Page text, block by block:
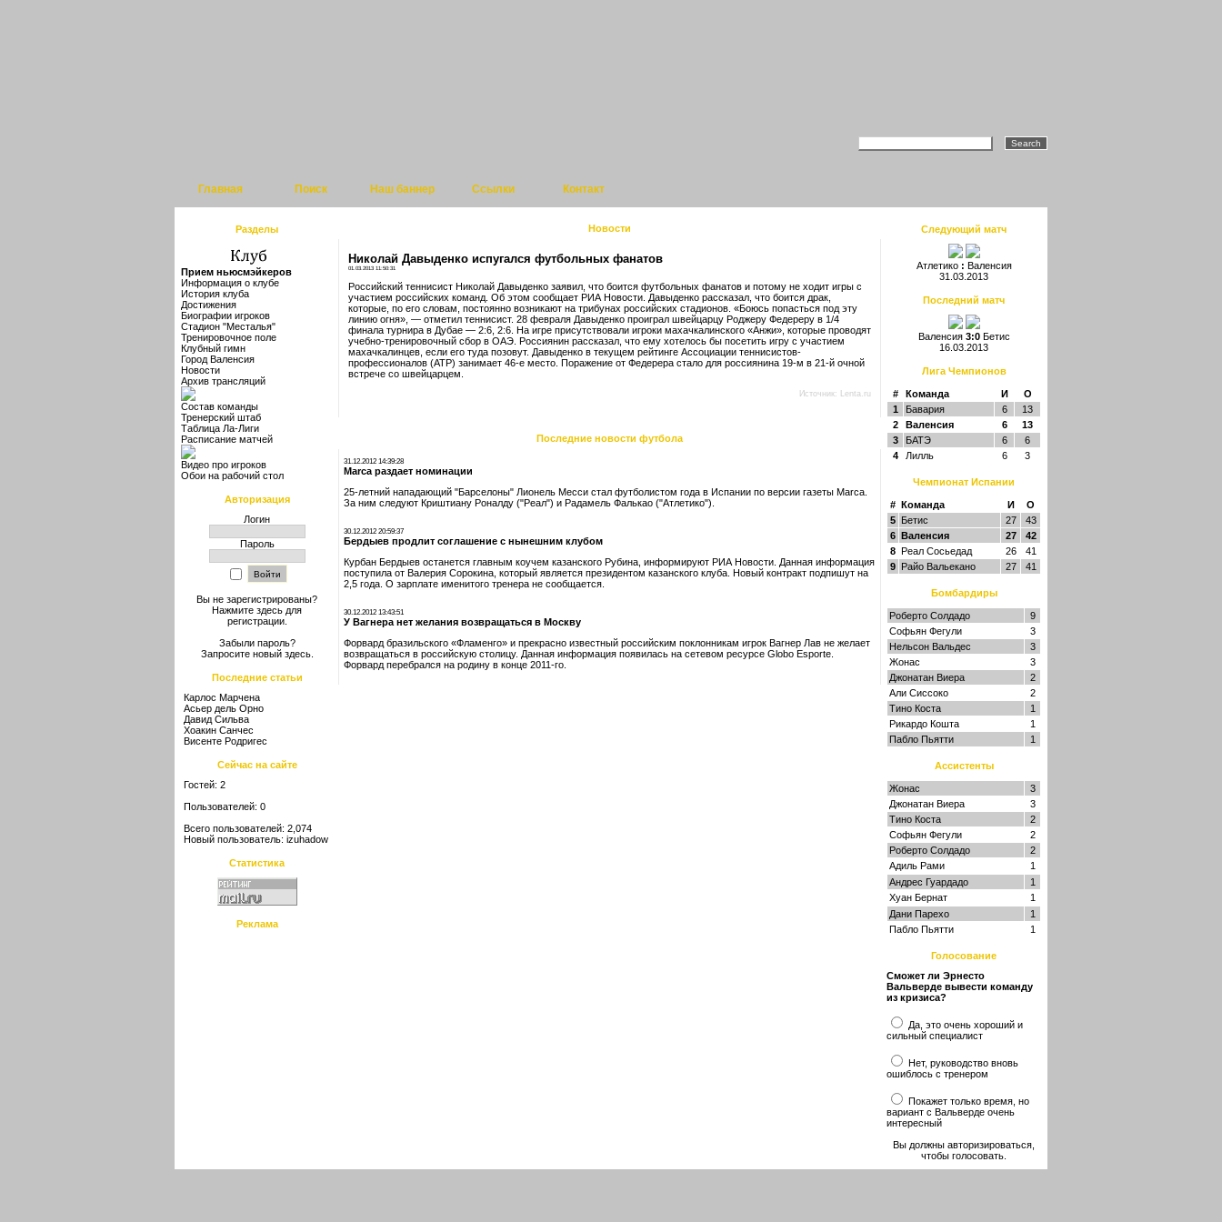
Главная Поиск Наш баннер Ссылки Контакт
Разделы
Прием ньюсмэйкеров
Информация о клубе
История клуба
Достижения
Биографии игроков
Стадион "Месталья"
Тренировочное поле
Клубный гимн
Город Валенсия
Новости
Архив трансляций
Состав команды
Тренерский штаб
Таблица Ла-Лиги
Расписание матчей
Видео про игроков
Обои на рабочий стол
Авторизация
Логин
Пароль
Вы не зарегистрированы?
Нажмите здесь для
регистрации.
Забыли пароль?
Запросите новый здесь.
Последние статьи
Карлос Марчена
Асьер дель Орно
Давид Сильва
Хоакин Санчес
Висенте Родригес
Сейчас на сайте
Гостей: 2
Пользователей: 0
Всего пользователей: 2,074
Новый пользователь: izuhadow
Статистика
Реклама
Новости
Николай Давыденко испугался футбольных фанатов
01.03.2013 11:50:31
Российский теннисист Николай Давыденко заявил, что боится футбольных фанатов и потому не ходит игры с
участием российских команд. Об этом сообщает РИА Новости. Давыденко рассказал, что боится драк,
которые, по его словам, постоянно возникают на трибунах российских стадионов. «Боюсь попасться под эту
линию огня», — отметил теннисист. 28 февраля Давыденко проиграл швейцарцу Роджеру Федереру в 1/4
финала турнира в Дубае — 2:6, 2:6. На игре присутствовали игроки махачкалинского «Анжи», которые проводят
учебно-тренировочный сбор в ОАЭ. Россиянин рассказал, что ему хотелось бы посетить игру с участием
махачкалинцев, если его туда позовут. Давыденко в текущем рейтинге Ассоциации теннисистов-
профессионалов (АТР) занимает 46-е место. Поражение от Федерера стало для россиянина 19-м в 21-й очной
встрече со швейцарцем.
Источник: Lenta.ru
Последние новости футбола
31.12.2012 14:39:28
Marca раздает номинации
25-летний нападающий "Барселоны" Лионель Месси стал футболистом года в Испании по версии газеты Marca.
За ним следуют Криштиану Роналду ("Реал") и Радамель Фалькао ("Атлетико").
30.12.2012 20:59:37
Бердыев продлит соглашение с нынешним клубом
Курбан Бердыев останется главным коучем казанского Рубина, информируют РИА Новости. Данная информация
поступила от Валерия Сорокина, который является президентом казанского клуба. Новый контракт подпишут на
2,5 года. О зарплате именитого тренера не сообщается.
30.12.2012 13:43:51
У Вагнера нет желания возвращаться в Москву
Форвард бразильского «Фламенго» и прекрасно известный российским поклонникам игрок Вагнер Лав не желает
возвращаться в российскую столицу. Данная информация появилась на сетевом ресурсе Globo Esporte.
Форвард перебрался на родину в конце 2011-го.
Следующий матч
Атлетико: Валенсия
31.03.2013
Последний матч
Валенсия3:0 Бетис
16.03.2013
Лига Чемпионов
# Команда И
О
1
Бавария 6
13
2
Валенсия 6
13
3
БАТЭ 6
6
4
Лилль 6 3
Чемпионат Испании
# Команда И
О
5 Бетис 27
43
6 Валенсия 27
42
8 Реал Сосьедад 26
41
9 Райо Вальекано 27 41
Бомбардиры
Роберто Солдадо
9
Софьян Фегули
3
Нельсон Вальдес
3
Жонас
3
Джонатан Виера
2
Али Сиссоко
2
Тино Коста
1
Рикардо Кошта
1
Пабло Пьятти
1
Ассистенты
Жонас
3
Джонатан Виера
3
Тино Коста
2
Софьян Фегули
2
Роберто Солдадо
2
Адиль Рами
1
Андрес Гуардадо
1
Хуан Бернат
1
Дани Парехо
1
Пабло Пьятти
1
Голосование
Сможет ли Эрнесто
Вальверде вывести команду
из кризиса?
Да, это очень хороший и
сильный специалист
Нет, руководство вновь
ошиблось с тренером
Покажет только время, но
вариант с Вальверде очень
интересный
Вы должны авторизироваться,
чтобы голосовать.